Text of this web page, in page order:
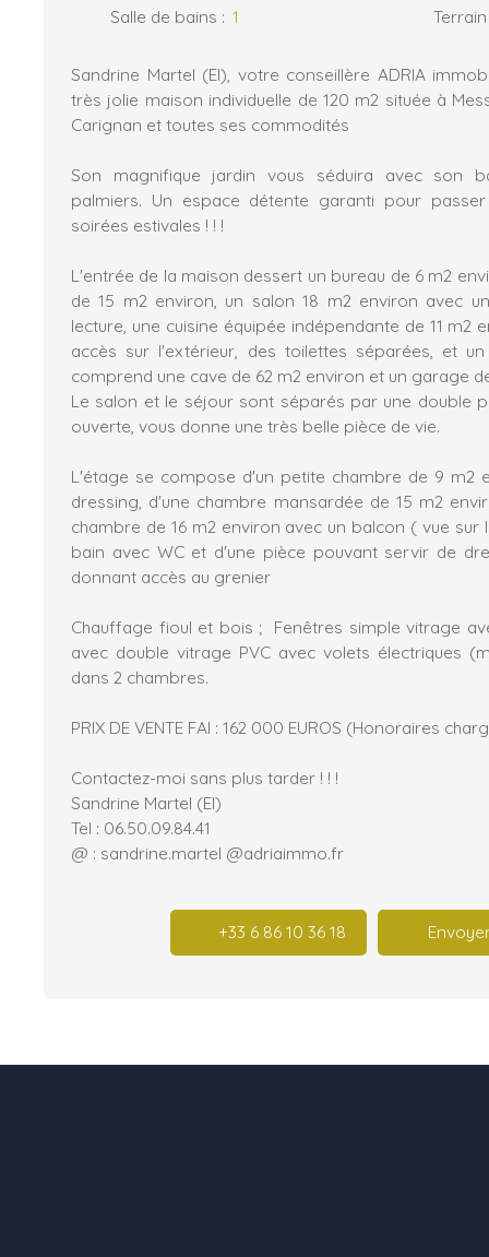
Salle de bains : 1 Terrain
Sandrine Martel (EI), votre conseillère ADRIA
très jolie maison individuelle de 120 m2 située à
Carignan et toutes ses commodités
Son magnifique jardin vous séduira avec son
palmiers. Un espace détente garanti pour
soirées estivales ! ! !
L'entrée de la maison dessert un bureau de 6 m2
de 15 m2 environ, un salon 18 m2 environ avec
lecture, une cuisine équipée indépendante de 11 m2
accès sur l'extérieur, des toilettes séparées, et
comprend une cave de 62 m2 environ et un garage
Le salon et le séjour sont séparés par une double
ouverte, vous donne une très belle pièce de vie.
L'étage se compose d'un petite chambre de 9 m2
dressing, d'une chambre mansardée de 15 m2
chambre de 16 m2 environ avec un balcon ( vue sur
bain avec WC et d'une pièce pouvant servir de
donnant accès au grenier
Chauffage fioul et bois ; Fenêtres simple vitrage
avec double vitrage PVC avec volets électriques
dans 2 chambres.
PRIX DE VENTE FAI : 162 000 EUROS (Honoraires
Contactez-moi sans plus tarder ! ! !
Sandrine Martel (EI)
Tel : 06.50.09.84.41
@ : sandrine.martel @adriaimmo.fr
+33 6 86 10 36 18